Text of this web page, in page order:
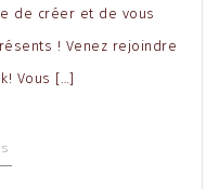
de créer et de vous
! Venez rejoindre
Vous […]